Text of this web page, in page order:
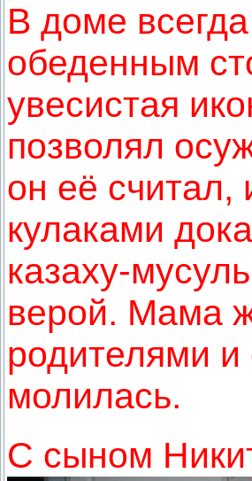
В доме
обеденным
увесистая
позволял
он её считал,
кулаками
казаху-
верой. Мама
родителями
молилась.
С сыном